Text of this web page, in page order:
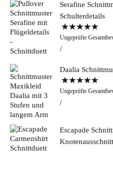
Serafine
Schulterdetails
Bewertet mit
5.00von 5
Ungeprüfte
Daalia
Bewertet mit
5.00von 5
Ungeprüfte
Escapade
Knotenausschnitt